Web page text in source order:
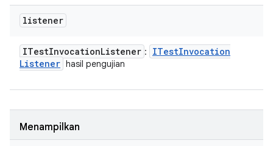
listener
ITestInvocationListener : ITestInvocation
Listener hasil pengujian
Menampilkan